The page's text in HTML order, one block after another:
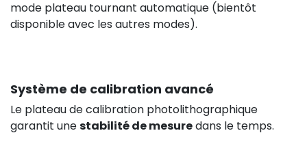
mode plateau tournant automatique (bientôt
disponible avec les autres modes).
Système de calibration avancé
Le plateau de calibration photolithographique
garantit unestabilité de mesuredans le temps.